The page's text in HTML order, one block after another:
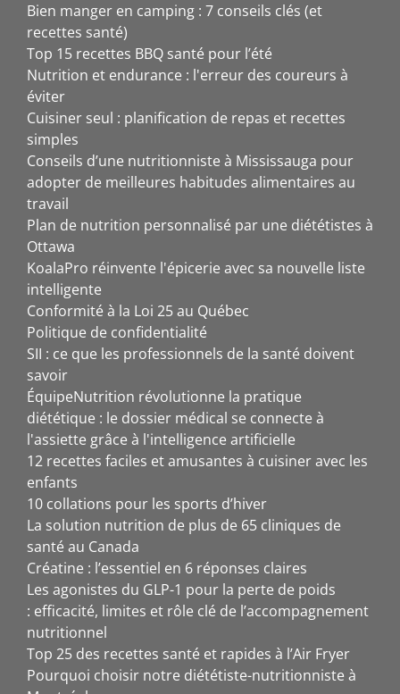
Bien manger en camping : 7 conseils clés (et
recettes santé)
Top 15 recettes BBQ santé pour l’été
Nutrition et endurance : l'erreur des coureurs à
éviter
Cuisiner seul : planification de repas et recettes
simples
Conseils d’une nutritionniste à Mississauga pour
adopter de meilleures habitudes alimentaires au
travail
Plan de nutrition personnalisé par une diététistes à
Ottawa
KoalaPro réinvente l'épicerie avec sa nouvelle liste
intelligente
Conformité à la Loi 25 au Québec
Politique de confidentialité
SII : ce que les professionnels de la santé doivent
savoir
ÉquipeNutrition révolutionne la pratique
diététique : le dossier médical se connecte à
l'assiette grâce à l'intelligence artificielle
12 recettes faciles et amusantes à cuisiner avec les
enfants
10 collations pour les sports d’hiver
La solution nutrition de plus de 65 cliniques de
santé au Canada
Créatine : l’essentiel en 6 réponses claires
Les agonistes du GLP-1 pour la perte de poids
: efficacité, limites et rôle clé de l’accompagnement
nutritionnel
Top 25 des recettes santé et rapides à l’Air Fryer
Pourquoi choisir notre diététiste-nutritionniste à